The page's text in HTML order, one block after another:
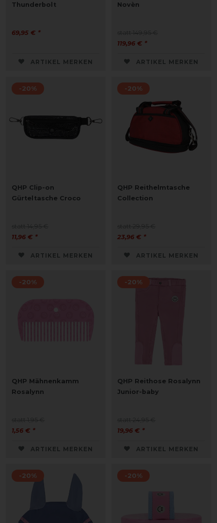
Thunderbolt
69,95 € *
ARTIKEL MERKEN
Novèn
119,96 € *
ARTIKEL MERKEN
-20%
QHP Clip-on
Gürteltasche Croco
11,96 € *
ARTIKEL MERKEN
-20%
QHP Reithelmtasche
Collection
23,96 € *
ARTIKEL MERKEN
-20%
QHP Mähnenkamm
Rosalynn
1,56 € *
ARTIKEL MERKEN
-20%
QHP Reithose Rosalynn
Junior-baby
19,96 € *
ARTIKEL MERKEN
-20% -20%